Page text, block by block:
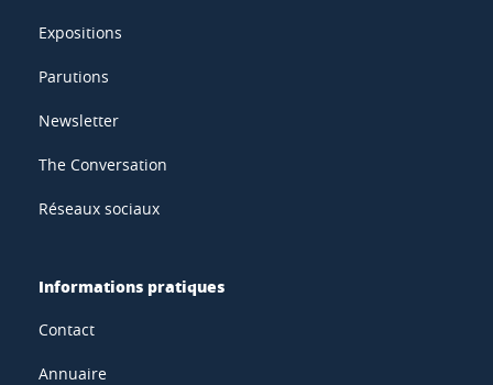
Expositions
Parutions
Newsletter
The Conversation
Réseaux sociaux
Informations pratiques
Contact
Annuaire